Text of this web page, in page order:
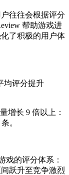
往往会根据评分
帮助游戏进
了积极的用户体
均评分提升
增长 9 倍以上：
。
戏的评分体系：
跃升至竞争激烈